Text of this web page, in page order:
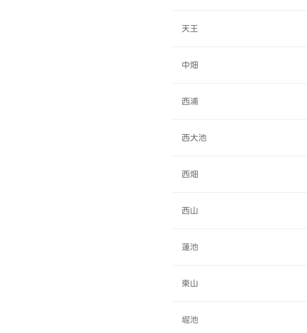
天王
中畑
西浦
西大池
西畑
西山
蓮池
東山
堀池